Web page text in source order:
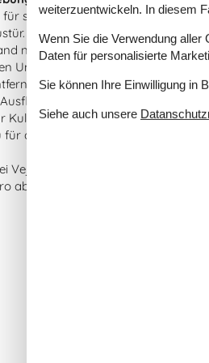
seine ruhige Lage und die
Du kannst entlang des
nehmen oder dich an der
Umgebung laden kleine Wege
– hier erwarten dich ein
zum Leuchtturm Bovbjerg
Kultur, Natur oder einfach nur
deinen Traumurlaub brauchst.
Vejlby Klit jederzeit Bollerwagen,
abholen und nach dem Urlaub
weiterzuentwickeln. In diesem
Wenn Sie die Verwendung
Daten für personalisierte
Sie können Ihre Einwilligung in
Siehe auch unsere